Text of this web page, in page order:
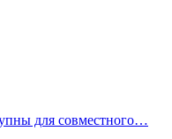
для совместного…